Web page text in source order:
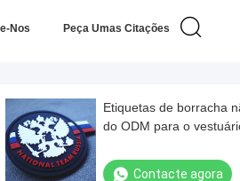
Nos Peça Umas Citações
Etiquetas de borracha
do ODM para o
Contacte agora